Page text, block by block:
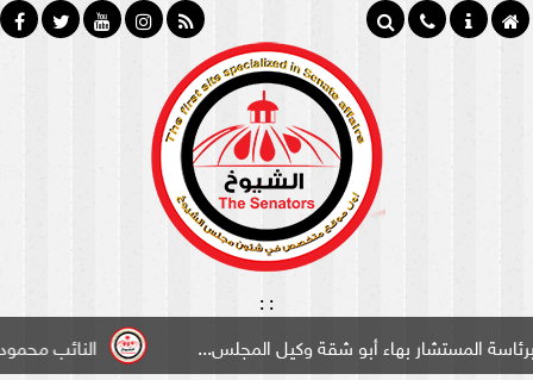
:
:
النائب محمود
بهاء أبو شقة وكيل المجلس...